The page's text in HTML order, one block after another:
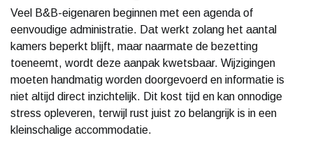
Veel B&B-eigenaren beginnen met een agenda of
eenvoudige administratie. Dat werkt zolang het aantal
kamers beperkt blijft, maar naarmate de bezetting
toeneemt, wordt deze aanpak kwetsbaar. Wijzigingen
moeten handmatig worden doorgevoerd en informatie is
niet altijd direct inzichtelijk. Dit kost tijd en kan onnodige
stress opleveren, terwijl rust juist zo belangrijk is in een
kleinschalige accommodatie.